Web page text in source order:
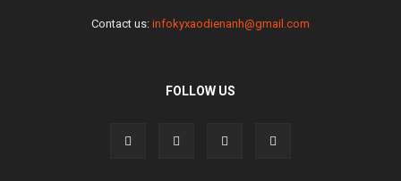
Contact us: infokyxaodienanh@gmail.com
FOLLOW US